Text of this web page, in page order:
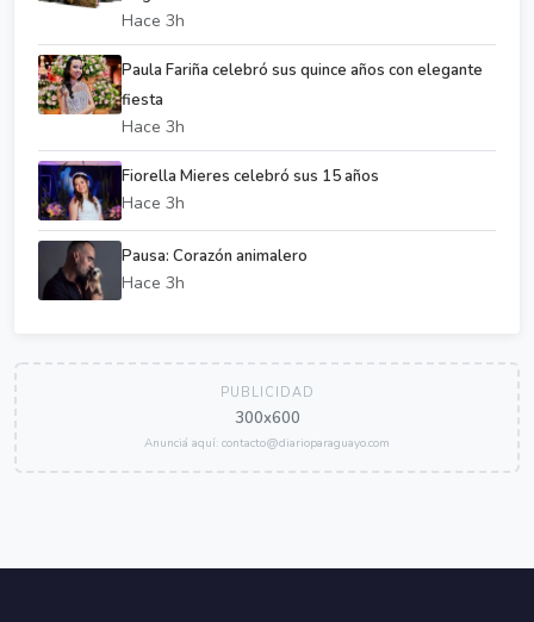
Hace 3h
Paula Fariña celebró sus quince años con elegante
fiesta
Hace 3h
Fiorella Mieres celebró sus 15 años
Hace 3h
Pausa: Corazón animalero
Hace 3h
PUBLICIDAD
300x600
Anunciá aquí: contacto@diarioparaguayo.com